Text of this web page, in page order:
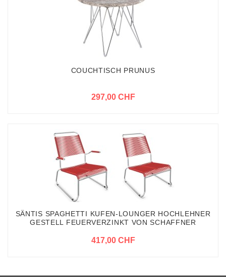
COUCHTISCH PRUNUS
297,00 CHF
SÄNTIS SPAGHETTI KUFEN-LOUNGER HOCHLEHNER
GESTELL FEUERVERZINKT VON SCHAFFNER
417,00 CHF